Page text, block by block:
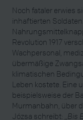
Noch fataler erwies
inhaftierten
Revolution 1917
Wachpersonal,
übermäßige
klimatischen
Leben kostete. Eine
beispielsweise der
Murmanbahn, über
Józsa schreibt: „Bis